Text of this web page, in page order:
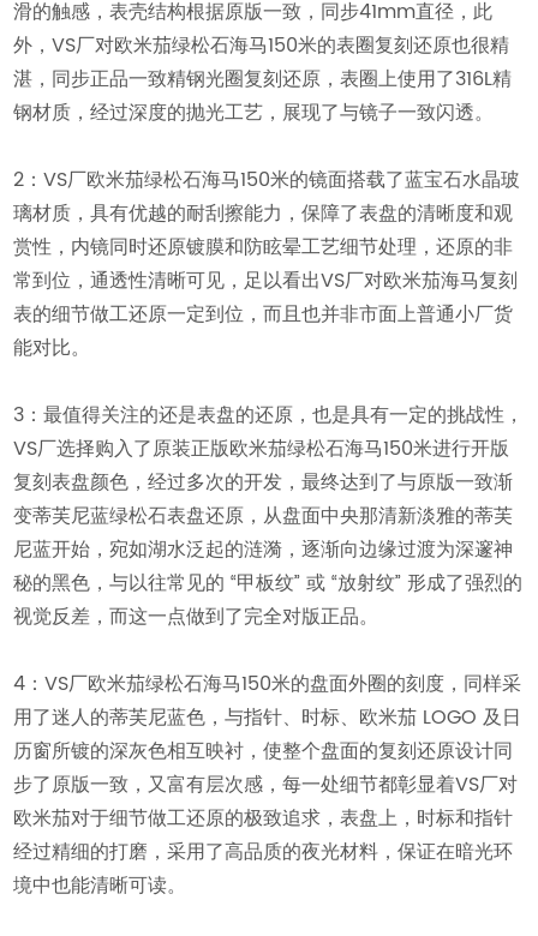
滑的触感，表壳结构根据原版一致，同步41mm直径，此
外，VS厂对欧米茄绿松石海马150米的表圈复刻还原也很精
湛，同步正品一致精钢光圈复刻还原，表圈上使用了316L精
钢材质，经过深度的抛光工艺，展现了与镜子一致闪透。
2：VS厂欧米茄绿松石海马150米的镜面搭载了蓝宝石水晶玻
璃材质，具有优越的耐刮擦能力，保障了表盘的清晰度和观
赏性，内镜同时还原镀膜和防眩晕工艺细节处理，还原的非
常到位，通透性清晰可见，足以看出VS厂对欧米茄海马复刻
表的细节做工还原一定到位，而且也并非市面上普通小厂货
能对比。
3：最值得关注的还是表盘的还原，也是具有一定的挑战性，
VS厂选择购入了原装正版欧米茄绿松石海马150米进行开版
复刻表盘颜色，经过多次的开发，最终达到了与原版一致渐
变蒂芙尼蓝绿松石表盘还原，从盘面中央那清新淡雅的蒂芙
尼蓝开始，宛如湖水泛起的涟漪，逐渐向边缘过渡为深邃神
秘的黑色，与以往常见的 “甲板纹” 或 “放射纹” 形成了强烈的
视觉反差，而这一点做到了完全对版正品。
4：VS厂欧米茄绿松石海马150米的盘面外圈的刻度，同样采
用了迷人的蒂芙尼蓝色，与指针、时标、欧米茄 LOGO 及日
历窗所镀的深灰色相互映衬，使整个盘面的复刻还原设计同
步了原版一致，又富有层次感，每一处细节都彰显着VS厂对
欧米茄对于细节做工还原的极致追求，表盘上，时标和指针
经过精细的打磨，采用了高品质的夜光材料，保证在暗光环
境中也能清晰可读。